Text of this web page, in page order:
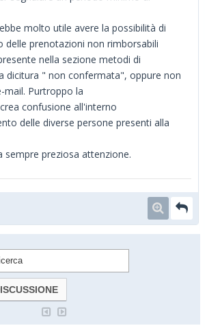
molto utile avere la possibilità di
delle prenotazioni non rimborsabili
nella sezione metodi di
dicitura " non confermata", oppure non
mail. Purtroppo la
confusione all'interno
delle diverse persone presenti alla
sempre preziosa attenzione.